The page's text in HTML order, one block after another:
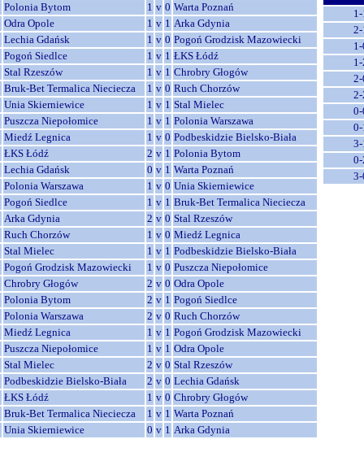
Polonia Bytom 1 v 0 Warta Poznań
Odra Opole 1 v 1 Arka Gdynia
Lechia Gdańsk 1 v 0 Pogoń Grodzisk Mazowiecki
Pogoń Siedlce 1 v 1 ŁKS Łódź
Stal Rzeszów 1 v 1 Chrobry Głogów
Bruk-Bet Termalica Nieciecza 1 v 0 Ruch Chorzów
Unia Skierniewice 1 v 1 Stal Mielec
Puszcza Niepołomice 1 v 1 Polonia Warszawa
Miedź Legnica 1 v 0 Podbeskidzie Bielsko-Biała
ŁKS Łódź 2 v 1 Polonia Bytom
Lechia Gdańsk 0 v 1 Warta Poznań
Polonia Warszawa 1 v 0 Unia Skierniewice
Pogoń Siedlce 1 v 1 Bruk-Bet Termalica Nieciecza
Arka Gdynia 2 v 0 Stal Rzeszów
Ruch Chorzów 1 v 0 Miedź Legnica
Stal Mielec 1 v 1 Podbeskidzie Bielsko-Biała
Pogoń Grodzisk Mazowiecki 1 v 0 Puszcza Niepołomice
Chrobry Głogów 2 v 0 Odra Opole
Polonia Bytom 2 v 1 Pogoń Siedlce
Polonia Warszawa 2 v 0 Ruch Chorzów
Miedź Legnica 1 v 1 Pogoń Grodzisk Mazowiecki
Puszcza Niepołomice 1 v 1 Odra Opole
Stal Mielec 2 v 0 Stal Rzeszów
Podbeskidzie Bielsko-Biała 2 v 0 Lechia Gdańsk
ŁKS Łódź 1 v 0 Chrobry Głogów
Bruk-Bet Termalica Nieciecza 1 v 1 Warta Poznań
Unia Skierniewice 0 v 1 Arka Gdynia
1-
2-
1-
1-
2-
2-
0-
0-
3-
0-
3-